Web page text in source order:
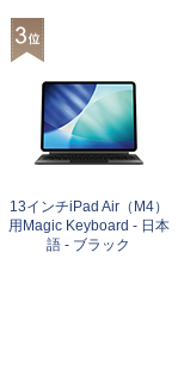
13インチiPad Air（M4）
用Magic Keyboard - 日本
語 - ブラック